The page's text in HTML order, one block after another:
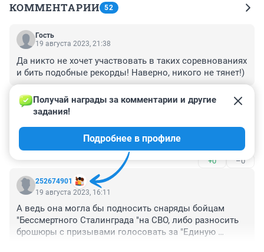
КОММЕНТАРИИ 52
Гость
19 августа 2023, 21:38
Да никто не хочет участвовать в таких соревнованиях
и бить подобные рекорды! Наверно, никого не тянет!)
–0
Гость
Без фото и видео не верим 😞
+0 –0
252674901
Получай награды за комментарии и другие
задания!
Подробнее в профиле
19 августа 2023, 16:11
А ведь она могла бы подносить снаряды бойцам
"Бессмертного Сталинграда "на СВО, либо разносить
брошюры с призывами голосовать за "Единую